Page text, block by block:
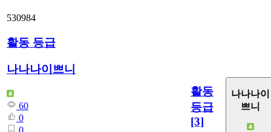
530984
활동 등급
나나나이쁘니
60
0
0
활동
등급
[3]
나나나이
쁘니